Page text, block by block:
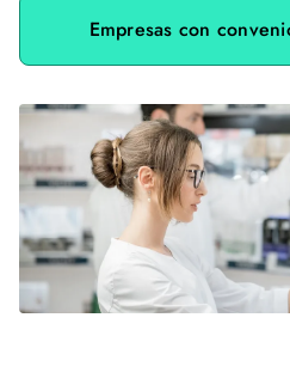
Empresas con